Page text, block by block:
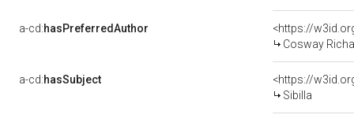
a-cd:hasPreferredAuthor
<https://
Cosway
a-cd:hasSubject
<https://
Sibilla